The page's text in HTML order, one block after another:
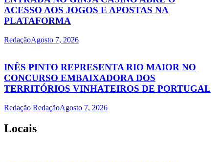
ACESSO AOS JOGOS E APOSTAS NA
PLATAFORMA
RedaçãoAgosto 7, 2026
INÊS PINTO REPRESENTA RIO MAIOR NO
CONCURSO EMBAIXADORA DOS
TERRITÓRIOS VINHATEIROS DE PORTUGAL
Redação RedaçãoAgosto 7, 2026
Locais